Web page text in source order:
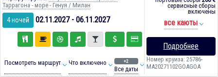
Таррагона - море - Генуя / Милан
4 ночей 02.11.2027 - 06.11.2027
Посмотреть маршрут Что включено +2
Все даты
сервисные сборы
включены
все каюты
Подробнее
Номер круиза: 25786-
MA20271102GOAGOA